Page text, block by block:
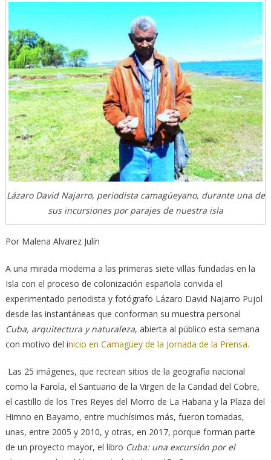
Lázaro David Najarro, periodista camagüeyano, durante una de
sus incursiones por parajes de nuestra isla
Por Malena Alvarez Julín
A una mirada moderna a las primeras siete villas fundadas en la
Isla con el proceso de colonización española convida el
experimentado periodista y fotógrafo Lázaro David Najarro Pujol
desde las instantáneas que conforman su muestra personal
Cuba, arquitectura y naturaleza, abierta al público esta semana
con motivo del inicio en Camagüey de la Jornada de la Prensa.
Las 25 imágenes, que recrean sitios de la geografía nacional
como la Farola, el Santuario de la Virgen de la Caridad del Cobre,
el castillo de los Tres Reyes del Morro de La Habana y la Plaza del
Himno en Bayamo, entre muchísimos más, fueron tomadas,
unas, entre 2005 y 2010, y otras, en 2017, porque forman parte
de un proyecto mayor, el libro Cuba: una excursión por el